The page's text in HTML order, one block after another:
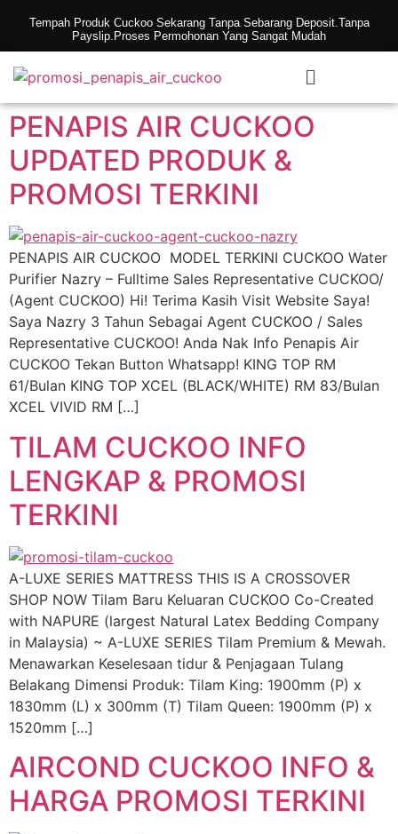
Tempah Produk Cuckoo Sekarang Tanpa Sebarang Deposit.Tanpa
Payslip.Proses Permohonan Yang Sangat Mudah
PENAPIS AIR CUCKOO
UPDATED PRODUK &
PROMOSI TERKINI
PENAPIS AIR CUCKOO MODEL TERKINI CUCKOO Water
Purifier Nazry – Fulltime Sales Representative CUCKOO/
(Agent CUCKOO) Hi! Terima Kasih Visit Website Saya!
Saya Nazry 3 Tahun Sebagai Agent CUCKOO / Sales
Representative CUCKOO! Anda Nak Info Penapis Air
CUCKOO Tekan Button Whatsapp! KING TOP RM
61/Bulan KING TOP XCEL (BLACK/WHITE) RM 83/Bulan
XCEL VIVID RM […]
TILAM CUCKOO INFO
LENGKAP & PROMOSI
TERKINI
A-LUXE SERIES MATTRESS THIS IS A CROSSOVER
SHOP NOW Tilam Baru Keluaran CUCKOO Co-Created
with NAPURE (largest Natural Latex Bedding Company
in Malaysia) ~ A-LUXE SERIES Tilam Premium & Mewah.
Menawarkan Keselesaan tidur & Penjagaan Tulang
Belakang Dimensi Produk: Tilam King: 1900mm (P) x
1830mm (L) x 300mm (T) Tilam Queen: 1900mm (P) x
1520mm […]
AIRCOND CUCKOO INFO &
HARGA PROMOSI TERKINI